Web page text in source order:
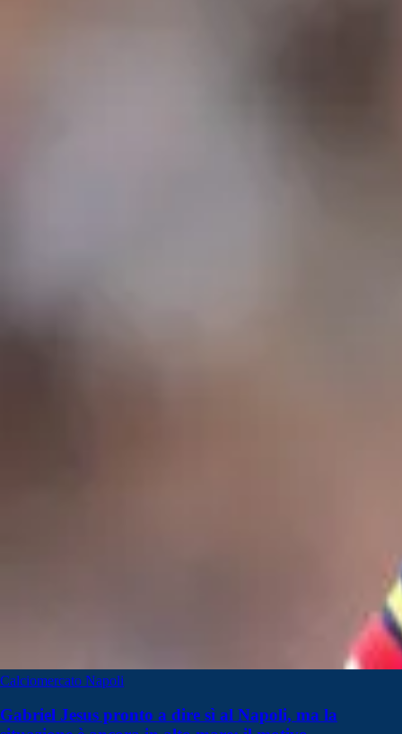
Calciomercato Napoli
Gabriel Jesus pronto a dire sì al Napoli, ma la